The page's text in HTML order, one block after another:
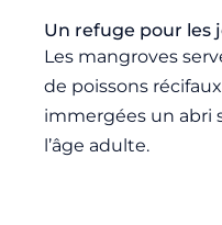
Un refuge pour les
Les mangroves
de poissons
immergées un abri
l’âge adulte.